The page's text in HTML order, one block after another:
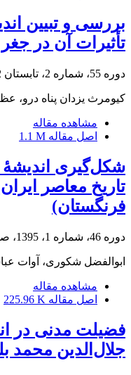
بررسی و تبیین
تأثیرات آن در
دوره 55، شماره 2، تابستان 1402، صفحه
کیومرث یزدان پناه درو،
مشاهده مقاله
اصل مقاله 1.1 M
شکل‌گیری اندیشۀ
تاریخ معاصر
فرنگستان)
دوره 46، شماره 1، 1395، صفحه
ابوالفضل شکوری، آوات
مشاهده مقاله
اصل مقاله 225.96 K
فضیلت مدنی در
جلال‌الدین محمد